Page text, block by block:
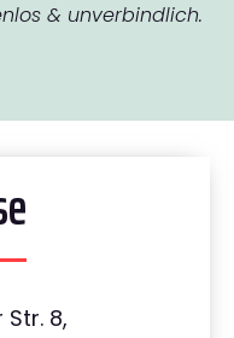
& unverbindlich.
8,